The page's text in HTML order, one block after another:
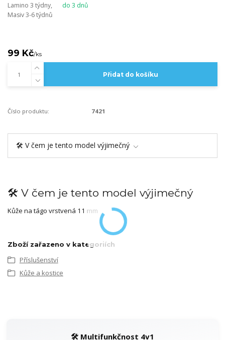
Lamino 3 týdny,
Masiv 3-6 týdnů
do 3 dnů
99 Kč/ks
Přidat do košíku
Číslo produktu: 7421
🛠️ V čem je tento model výjimečný
🛠️ V čem je tento model výjimečný
Kůže na tágo vrstvená 11 mm
Zboží zařazeno v kategoriích
Příslušenství
Kůže a kostice
🛠️ Multifunkčnost 4v1